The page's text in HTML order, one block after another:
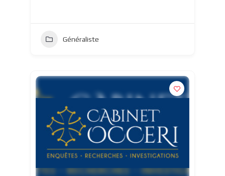
Généraliste